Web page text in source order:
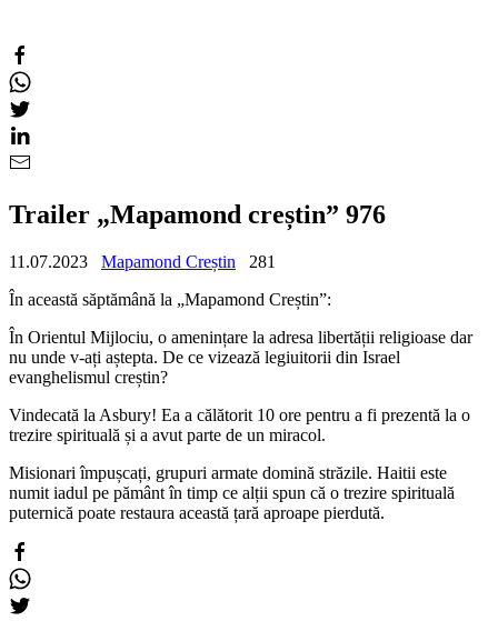
Trailer „Mapamond creștin” 976
11.07.2023 Mapamond Creștin
281
În această săptămână la „Mapamond Creștin”:
În Orientul Mijlociu, o amenințare la adresa libertății religioase dar
nu unde v-ați aștepta. De ce vizează legiuitorii din Israel
evanghelismul creștin?
Vindecată la Asbury! Ea a călătorit 10 ore pentru a fi prezentă la o
trezire spirituală și a avut parte de un miracol.
Misionari împușcați, grupuri armate domină străzile. Haitii este
numit iadul pe pământ în timp ce alții spun că o trezire spirituală
puternică poate restaura această țară aproape pierdută.